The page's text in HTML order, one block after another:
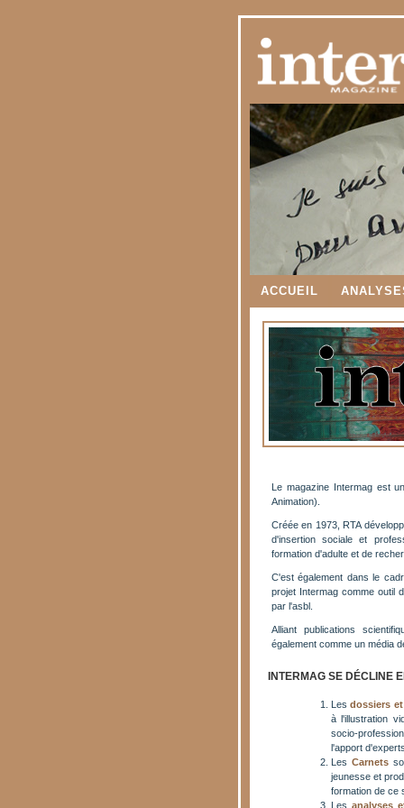
ACCUEIL
Le magazine Intermag est
Animation).
Créée en 1973, RTA
d'insertion sociale et
formation d'adulte et de
C'est également dans le
projet Intermag comme outil
par l'asbl.
Alliant publications
également comme un média
INTERMAG SE DÉCLINE
Lesdossiers
à l'illustration
socio-
l'apport
LesCarnets
jeunesse et
formation de ce
Les analyses